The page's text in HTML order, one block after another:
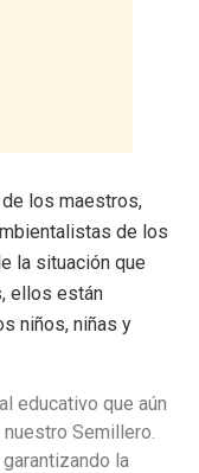
los maestros,
de los
la situación que
ellos están
niños, niñas y
educativo que aún
Semillero.
la